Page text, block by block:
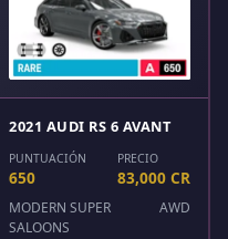
2021 AUDI RS 6 AVANT
PUNTUACIÓN
650
PRECIO
83,000 CR
MODERN SUPER
SALOONS
AWD